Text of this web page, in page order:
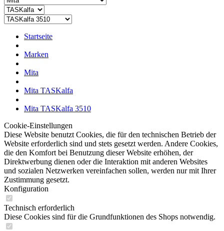
Startseite
Marken
Mita
Mita TASKalfa
Mita TASKalfa 3510
Cookie-Einstellungen
Diese Website benutzt Cookies, die für den technischen Betrieb der
Website erforderlich sind und stets gesetzt werden. Andere Cookies,
die den Komfort bei Benutzung dieser Website erhöhen, der
Direktwerbung dienen oder die Interaktion mit anderen Websites
und sozialen Netzwerken vereinfachen sollen, werden nur mit Ihrer
Zustimmung gesetzt.
Konfiguration
Technisch erforderlich
Diese Cookies sind für die Grundfunktionen des Shops notwendig.